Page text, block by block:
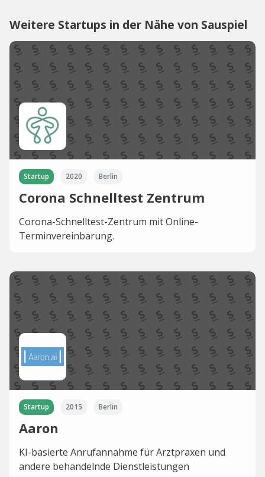
Weitere Startups in der Nähe von Sauspiel
Startup 2020 Berlin
Corona Schnelltest Zentrum
Corona-Schnelltest-Zentrum mit Online-
Terminvereinbarung.
Startup 2015 Berlin
Aaron
KI-basierte Anrufannahme für Arztpraxen und
andere behandelnde Dienstleistungen